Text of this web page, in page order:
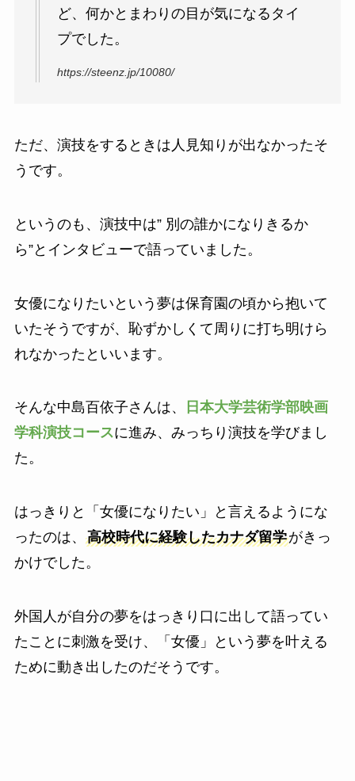
ど、何かとまわりの目が気になるタイ
プでした。
https://steenz.jp/10080/
ただ、演技をするときは人見知りが出なかったそ
うです。
というのも、演技中は” 別の誰かになりきるか
ら”とインタビューで語っていました。
女優になりたいという夢は保育園の頃から抱いて
いたそうですが、恥ずかしくて周りに打ち明けら
れなかったといいます。
そんな中島百依子さんは、
日本大学芸術学部映画
学科演技コースに進み、みっちり演技を学びまし
た。
はっきりと「女優になりたい」と言えるようにな
ったのは、 高校時代に経験したカナダ留学がきっ
かけでした。
外国人が自分の夢をはっきり口に出して語ってい
たことに刺激を受け、「女優」という夢を叶える
ために動き出したのだそうです。